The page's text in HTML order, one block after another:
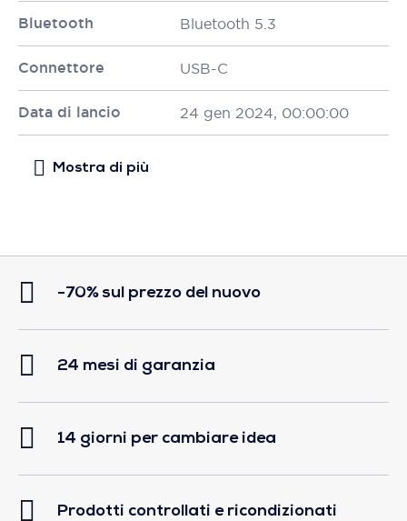
Bluetooth Bluetooth 5.3
Connettore USB-C
Data di lancio 24 gen 2024, 00:00:00
-70% sul prezzo del nuovo
24 mesi di garanzia
14 giorni per cambiare idea
Prodotti controllati e ricondizionati